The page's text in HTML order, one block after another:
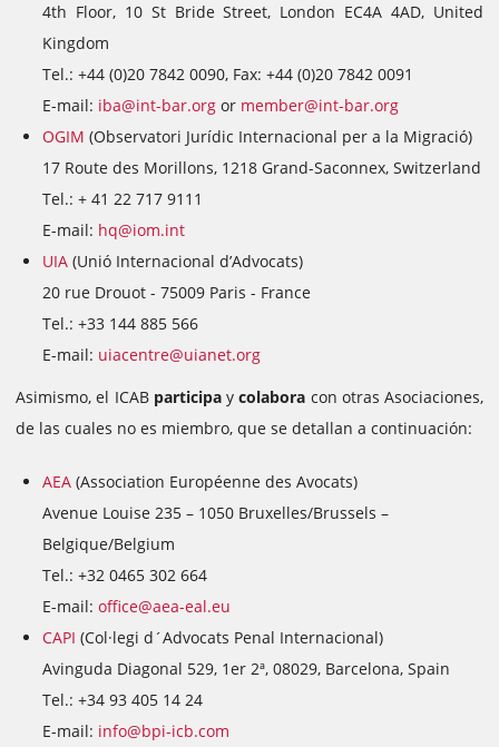
4th Floor, 10 St Bride Street, London EC4A 4AD, United
Kingdom
Tel.: +44 (0)20 7842 0090, Fax: +44 (0)20 7842 0091
E-mail: iba@int-bar.org or member@int-bar.org
OGIM (Observatori Jurídic Internacional per a la Migració)
17 Route des Morillons, 1218 Grand-Saconnex, Switzerland
Tel.: + 41 22 717 9111
E-mail: hq@iom.int
UIA (Unió Internacional d’Advocats)
20 rue Drouot - 75009 Paris - France
Tel.: +33 144 885 566
E-mail: uiacentre@uianet.org
Asimismo, el ICAB participaycolabora con otras Asociaciones,
de las cuales no es miembro, que se detallan a continuación:
AEA (Association Européenne des Avocats)
Avenue Louise 235 – 1050 Bruxelles/Brussels –
Belgique/Belgium
Tel.: +32 0465 302 664
E-mail: office@aea-eal.eu
CAPI (Col·legi d´Advocats Penal Internacional)
Avinguda Diagonal 529, 1er 2ª, 08029, Barcelona, Spain
Tel.: +34 93 405 14 24
E-mail: info@bpi-icb.com